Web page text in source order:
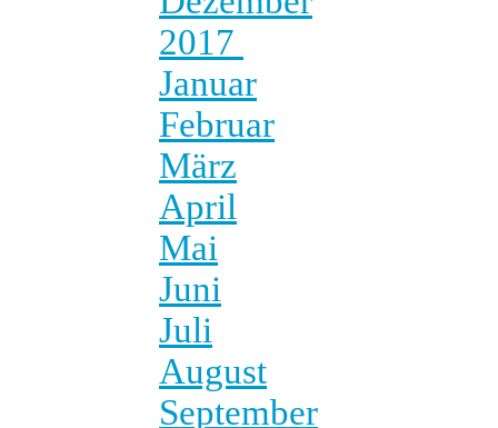
2017
Januar
Februar
März
April
Mai
Juni
Juli
August
September